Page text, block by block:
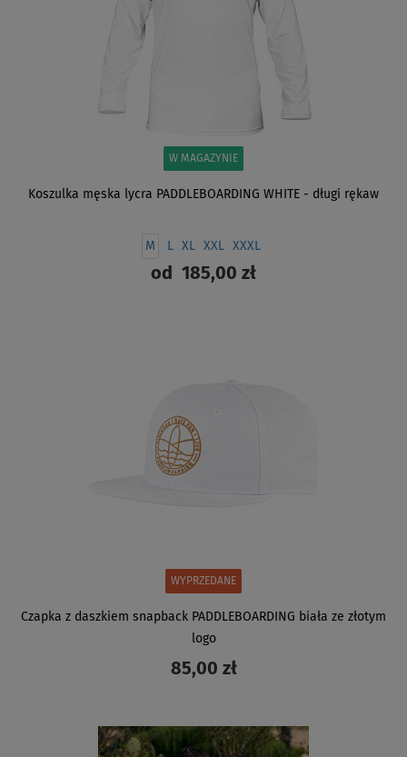
W MAGAZYNIE
Koszulka męska lycra PADDLEBOARDING WHITE - długi rękaw
M XL XXL XXXL
od 185,00 zł
WYPRZEDANE
Czapka z daszkiem snapback PADDLEBOARDING biała ze złotym
logo
85,00 zł
ZOBACZ